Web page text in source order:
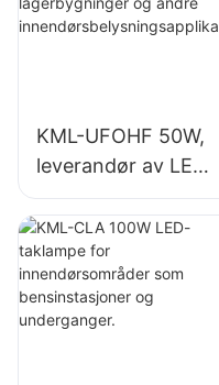
innendørsbelysning
KML-UFOHF 50W,
leverandør av LED-
høybaylys for
industrianlegg,
lagerbygninger og
andre
innendørsbelysning